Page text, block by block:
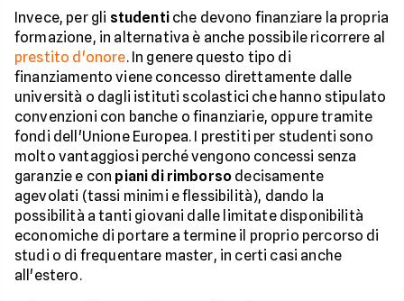
Invece, per gli studentiche devono finanziare la propria
formazione, in alternativa è anche possibile ricorrere al
prestito d'onore. In genere questo tipo di
finanziamento viene concesso direttamente dalle
università o dagli istituti scolastici che hanno stipulato
convenzioni con banche o finanziarie, oppure tramite
fondi dell'Unione Europea. I prestiti per studenti sono
molto vantaggiosi perché vengono concessi senza
garanzie e con piani di rimborso decisamente
agevolati (tassi minimi e flessibilità), dando la
possibilità a tanti giovani dalle limitate disponibilità
economiche di portare a termine il proprio percorso di
studi o di frequentare master, in certi casi anche
all'estero.